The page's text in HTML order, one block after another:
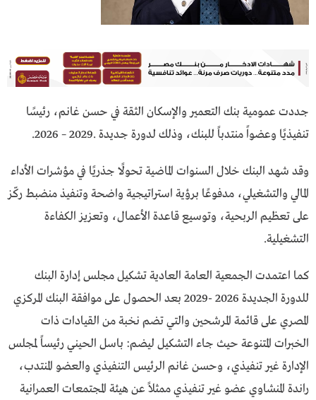
جددت عمومية بنك التعمير والإسكان الثقة في حسن غانم، رئيسًا
تنفيذيًا وعضواً منتدباً للبنك، وذلك لدورة جديدة .2029 – 2026.
وقد شهد البنك خلال السنوات الماضية تحولًا جذريًا في مؤشرات الأداء
المالي والتشغيلي، مدفوعًا برؤية استراتيجية واضحة وتنفيذ منضبط ركّز
على تعظيم الربحية، وتوسيع قاعدة الأعمال، وتعزيز الكفاءة
التشغيلية.
كما اعتمدت الجمعية العامة العادية تشكيل مجلس إدارة البنك
للدورة الجديدة 2026 -2029 بعد الحصول على موافقة البنك المركزي
المصري على قائمة المرشحين والتي تضم نخبة من القيادات ذات
الخبرات المتنوعة حيث جاء التشكيل ليضم: باسل الحيني رئيساً لمجلس
الإدارة غير تنفيذي، وحسن غانم الرئيس التنفيذي والعضو المنتدب،
راندة المنشاوي عضو غير تنفيذي ممثلاً عن هيئة المجتمعات العمرانية